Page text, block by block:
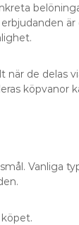
när de delas
köpvanor
Vanliga